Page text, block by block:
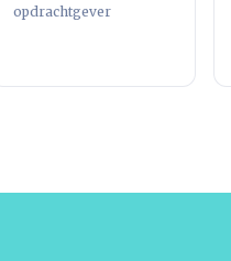
opdrachtgever